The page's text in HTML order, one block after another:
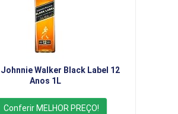
Walker Black Label 12
Anos 1L
Conferir MELHOR PREÇO!